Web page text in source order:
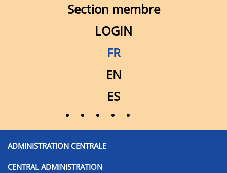
Section membre
LOGIN
FR
EN
ES
Cliquer ici pour télécharger
ADMINISTRATION CENTRALE
CENTRAL ADMINISTRATION